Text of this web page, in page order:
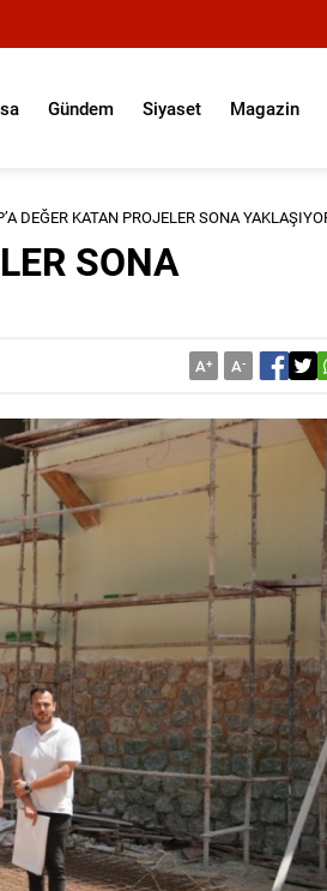
Gündem Siyaset Magazin
DEĞER KATAN PROJELER SONA
SONA
A+ A-